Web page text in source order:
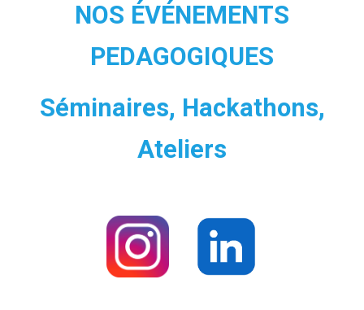
NOS ÉVÉNEMENTS
PEDAGOGIQUES
Séminaires, Hackathons,
Ateliers